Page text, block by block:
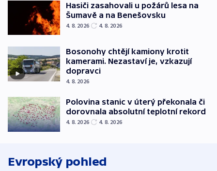
Hasiči zasahovali u požárů lesa na
Šumavě a na Benešovsku
4. 8. 2026 4. 8. 2026
Bosonohy chtějí kamiony krotit
kamerami. Nezastaví je, vzkazují
dopravci
4. 8. 2026
Polovina stanic v úterý překonala či
dorovnala absolutní teplotní rekord
4. 8. 2026 4. 8. 2026
Evropský pohled